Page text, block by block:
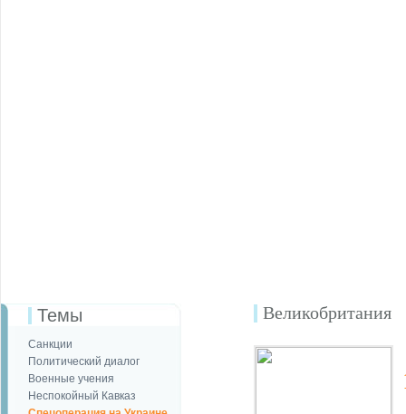
Темы
Санкции
Политический диалог
Военные учения
Неспокойный Кавказ
Великобритания